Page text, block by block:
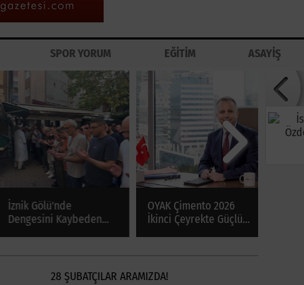
SPOR YORUM EĞİTİM ASAYİŞ
İznik Gölü'nde
Dengesini Kaybeden
OYAK Çimento 2026
İkinci Çeyrekte Güçlü
28 ŞUBATÇILAR ARAMIZDA!